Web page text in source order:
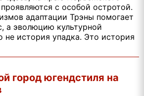
с особой остротой.
адаптации Трэны помогает
а эволюцию культурной
не история упадка. Это история
город югендстиля на